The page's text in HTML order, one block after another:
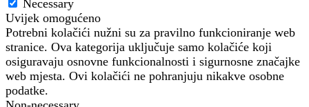
Necessary
Uvijek omogućeno
Potrebni kolačići nužni su za pravilno funkcioniranje web
stranice. Ova kategorija uključuje samo kolačiće koji
osiguravaju osnovne funkcionalnosti i sigurnosne značajke
web mjesta. Ovi kolačići ne pohranjuju nikakve osobne
podatke.